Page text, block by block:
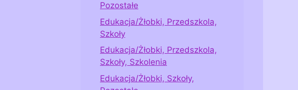
Pozostałe
Edukacja/Żłobki, Przedszkola,
Szkoły
Edukacja/Żłobki, Przedszkola,
Szkoły, Szkolenia
Edukacja/Żłobki, Szkoły,